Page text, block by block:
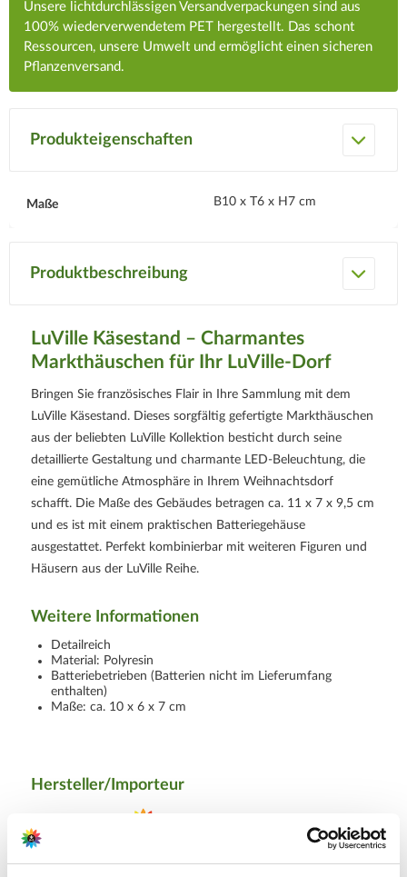
Unsere lichtdurchlässigen Versandverpackungen sind aus
100% wiederverwendetem PET hergestellt. Das schont
Ressourcen, unsere Umwelt und ermöglicht einen sicheren
Pflanzenversand.
Produkteigenschaften
Maße B10 x T6 x H7 cm
Produktbeschreibung
LuVille Käsestand – Charmantes
Markthäuschen für Ihr LuVille-Dorf
Bringen Sie französisches Flair in Ihre Sammlung mit dem
LuVille Käsestand. Dieses sorgfältig gefertigte Markthäuschen
aus der beliebten LuVille Kollektion besticht durch seine
detaillierte Gestaltung und charmante LED-Beleuchtung, die
eine gemütliche Atmosphäre in Ihrem Weihnachtsdorf
schafft. Die Maße des Gebäudes betragen ca. 11 x 7 x 9,5 cm
und es ist mit einem praktischen Batteriegehäuse
ausgestattet. Perfekt kombinierbar mit weiteren Figuren und
Häusern aus der LuVille Reihe.
Weitere Informationen
Detailreich
Material: Polyresin
Batteriebetrieben (Batterien nicht im Lieferumfang
enthalten)
Maße: ca. 10 x 6 x 7 cm
Hersteller/Importeur